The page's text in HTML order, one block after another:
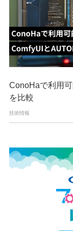
ConoHaで利用
を比較
技術情報